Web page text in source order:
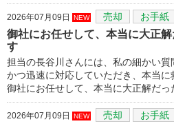
2026年07月09日 NEW 売却 お手紙
御社にお任せして、本当に大正
す
担当の長谷川さんには、私の細かい質
かつ迅速に対応していただき、本当に
御社にお任せして、本当に大正解だっ
2026年07月09日 NEW 売却 お手紙